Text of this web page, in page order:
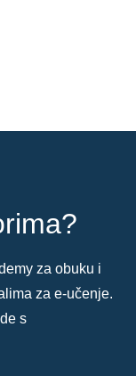
za obuku i
za e-učenje.
s